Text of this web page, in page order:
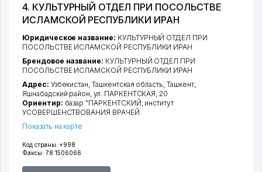
4. КУЛЬТУРНЫЙ ОТДЕЛ ПРИ ПОСОЛЬСТВЕ
ИСЛАМСКОЙ РЕСПУБЛИКИ ИРАН
Код страны: +998
Факсы: 78 1506066
Юридическое название: КУЛЬТУРНЫЙ ОТДЕЛ ПРИ
ПОСОЛЬСТВЕ ИСЛАМСКОЙ РЕСПУБЛИКИ ИРАН
Брендовое название: КУЛЬТУРНЫЙ ОТДЕЛ ПРИ
ПОСОЛЬСТВЕ ИСЛАМСКОЙ РЕСПУБЛИКИ ИРАН
Адрес: Узбекистан,Ташкентская область ,Ташкент,
Яшнабадский район ,ул. ПАРКЕНТСКАЯ , 20
Ориентир: базар "ПАРКЕНТСКИЙ, институт
УСОВЕРШЕНСТВОВАНИЯ ВРАЧЕЙ
Показать на карте